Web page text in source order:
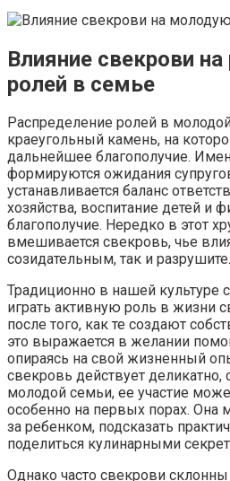
Влияние свекрови
ролей в семье
Распределение ролей в
краеугольный камень, на
дальнейшее благополучие.​
формируются ожидания
устанавливается баланс
хозяйства, воспитание детей и
благополучие.​ Нередко в этот
вмешивается свекровь, чье
созидательным, так и
Традиционно в нашей культуре
играть активную роль в жизни
после того, как те создают
это выражается в желании
опираясь на свой жизненный
свекровь действует
молодой семьи, ее участие
особенно на первых порах.​ Она
за ребенком, подсказать
поделиться кулинарными
Однако часто свекрови